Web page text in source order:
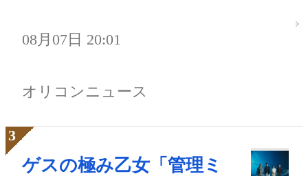
08月07日 20:01
オリコンニュース
ゲスの極み乙女「管理ミ